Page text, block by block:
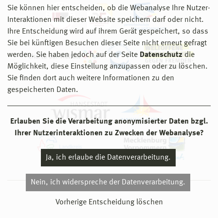
Sie können hier entscheiden, ob die Webanalyse Ihre Nutzer-
Interaktionen mit dieser Website speichern darf oder nicht.
Ihre Entscheidung wird auf ihrem Gerät gespeichert, so dass
Sie bei künftigen Besuchen dieser Seite nicht erneut gefragt
werden. Sie haben jedoch auf der Seite Datenschutz die
Möglichkeit, diese Einstellung anzupassen oder zu löschen.
Sie finden dort auch weitere Informationen zu den
gespeicherten Daten.
Erlauben Sie die Verarbeitung anonymisierter Daten bzgl.
Ihrer Nutzerinteraktionen zu Zwecken der Webanalyse?
Ja, ich erlaube die Datenverarbeitung.
Nein, ich widerspreche der Datenverarbeitung.
Vorherige Entscheidung löschen